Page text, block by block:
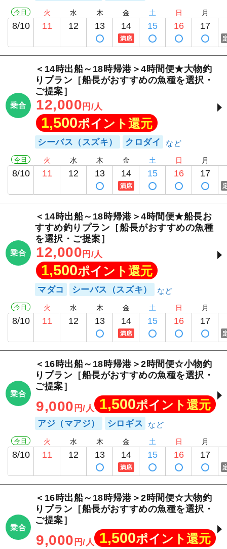
今日
8/10
火
11
水
12
木
13
金
14
満席
土
15
日
16
月
17
乗合
＜14時出船～18時帰港＞4時間便★大物釣
りプラン［船長がおすすめの魚種を選択・
ご提案］
12,000 円/人
1,500ポイント還元
シーバス（スズキ） クロダイ
今日
8/10
火
11
水
12
木
13
金
14
満席
土
15
日
16
月
17
乗合
＜14時出船～18時帰港＞4時間便★船長お
すすめ釣りプラン［船長がおすすめの魚種
を選択・ご提案］
12,000 円/人
1,500ポイント還元
マダコ シーバス（スズキ）
今日
8/10
火
11
水
12
木
13
金
14
満席
土
15
日
16
月
17
乗合
＜16時出船～18時帰港＞2時間便☆小物釣
りプラン［船長がおすすめの魚種を選択・
ご提案］
9,000 円/人 1,500ポイント還元
アジ（マアジ） シロギス
今日
8/10
火
11
水
12
木
13
金
14
満席
土
15
日
16
月
17
乗合
＜16時出船～18時帰港＞2時間便☆大物釣
りプラン［船長がおすすめの魚種を選択・
ご提案］
9,000 円/人 1,500ポイント還元